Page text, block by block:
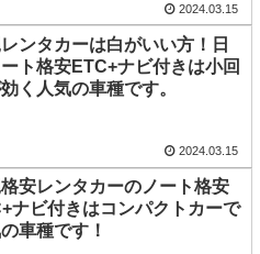
2024.03.15
ンタカーは白がいい方！日
ト格安ETC+ナビ付きは小回
く人気の車種です。
2024.03.15
安レンタカーのノート格安
ナビ付きはコンパクトカーで
車種です！